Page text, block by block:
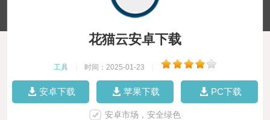
花猫云安卓下载
工具 时间：2025-01-23
安卓下载 苹果下载 PC下载
安卓市场，安全绿色